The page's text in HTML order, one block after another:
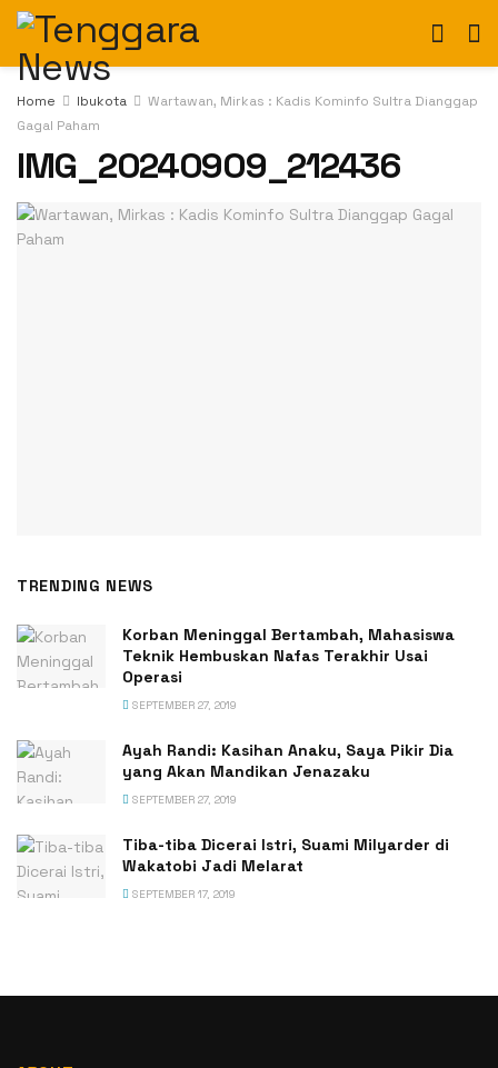
Home Ibukota
Wartawan, Mirkas : Kadis Kominfo Sultra Dianggap
Gagal Paham
IMG_20240909_212436
TRENDING NEWS
Korban Meninggal Bertambah, Mahasiswa
Teknik Hembuskan Nafas Terakhir Usai
Operasi
SEPTEMBER 27, 2019
Ayah Randi: Kasihan Anaku, Saya Pikir Dia
yang Akan Mandikan Jenazaku
SEPTEMBER 27, 2019
Tiba-tiba Dicerai Istri, Suami Milyarder di
Wakatobi Jadi Melarat
SEPTEMBER 17, 2019